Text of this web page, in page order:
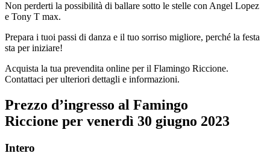
Non perderti la possibilità di ballare sotto le stelle con Angel Lopez
e Tony T max.
Prepara i tuoi passi di danza e il tuo sorriso migliore, perché la festa
sta per iniziare!
Acquista la tua prevendita online per il Flamingo Riccione.
Contattaci per ulteriori dettagli e informazioni.
Prezzo d’ingresso al Famingo
Riccione per venerdì 30 giugno 2023
Intero